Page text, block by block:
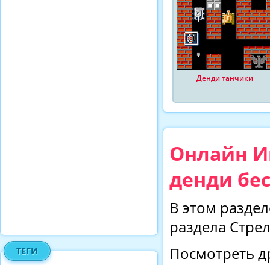
ТЕГИ
Денди танчики
Онлайн
денди
В этом
раздела
Посмотреть